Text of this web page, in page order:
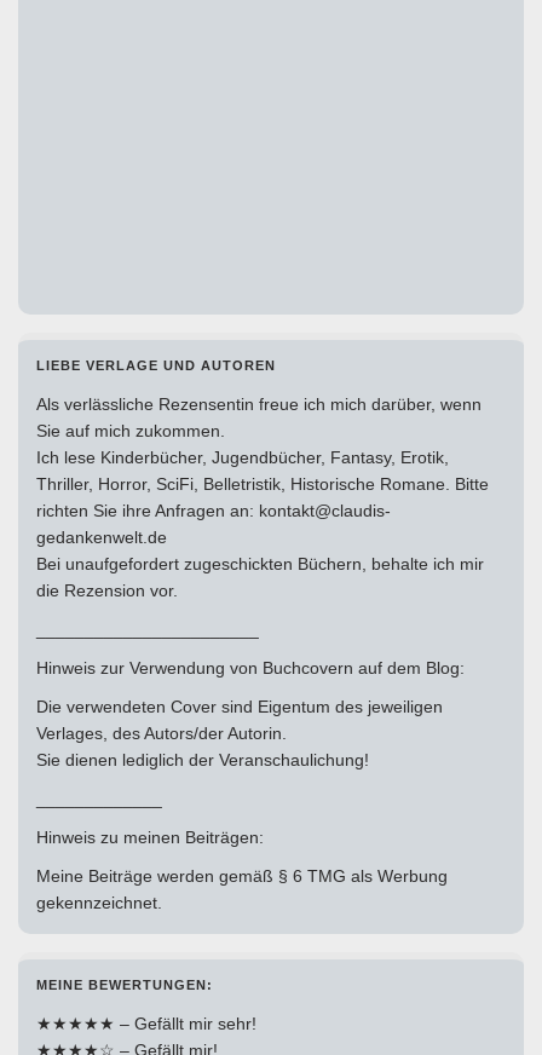
LIEBE VERLAGE UND AUTOREN
Als verlässliche Rezensentin freue ich mich darüber, wenn
Sie auf mich zukommen.
Ich lese Kinderbücher, Jugendbücher, Fantasy, Erotik,
Thriller, Horror, SciFi, Belletristik, Historische Romane. Bitte
richten Sie ihre Anfragen an: kontakt@claudis-
gedankenwelt.de
Bei unaufgefordert zugeschickten Büchern, behalte ich mir
die Rezension vor.
Hinweis zur Verwendung von Buchcovern auf dem Blog:
Die verwendeten Cover sind Eigentum des jeweiligen
Verlages, des Autors/der Autorin.
Sie dienen lediglich der Veranschaulichung!
Hinweis zu meinen Beiträgen:
Meine Beiträge werden gemäß § 6 TMG als Werbung
gekennzeichnet.
MEINE BEWERTUNGEN:
★★★★★ – Gefällt mir sehr!
★★★★☆ – Gefällt mir!